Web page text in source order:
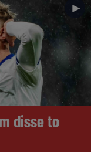
►
disse to